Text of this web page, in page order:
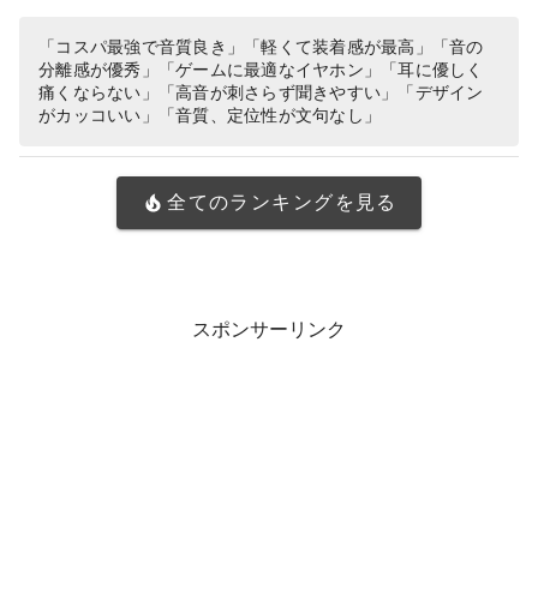
「コスパ最強で音質良き」「軽くて装着感が最高」「音の
分離感が優秀」「ゲームに最適なイヤホン」「耳に優しく
痛くならない」「高音が刺さらず聞きやすい」「デザイン
がカッコいい」「音質、定位性が文句なし」
全てのランキングを見る
スポンサーリンク